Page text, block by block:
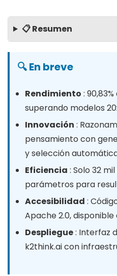
📋 Resumen
🔍 En breve
Rendimiento :
superando modelos
Innovación :
pensamiento con
y selección
Eficiencia : Solo 32
parámetros para
Accesibilidad :
Apache 2.0, disponible
Despliegue: Interfaz
k2think.ai con